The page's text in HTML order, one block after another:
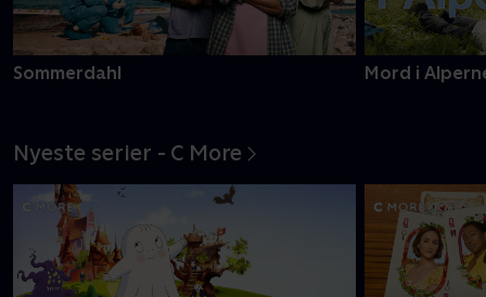
Sommerdahl Mord i
Nyeste serier - C More